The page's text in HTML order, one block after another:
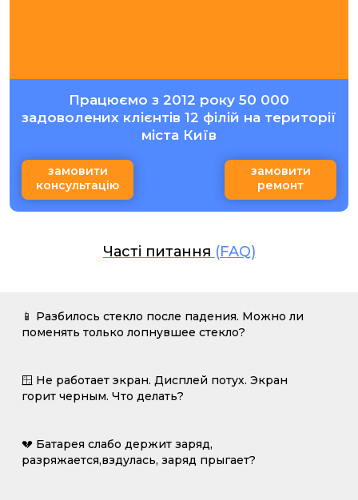
Працюємо з 2012 року 50 000
задоволених клієнтів 12 філій на території
міста Київ
замовити
консультацію
замовити
ремонт
Часті питання (FAQ)
📱 Разбилось стекло после падения. Можно ли
поменять только лопнувшее стекло?
🪟 Не работает экран. Дисплей потух. Экран
горит черным. Что делать?
💔 Батарея слабо держит заряд,
разряжается,вздулась, заряд прыгает?